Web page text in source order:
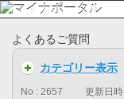
よくあるご質問
カテゴリー表示
No : 2657 更新日